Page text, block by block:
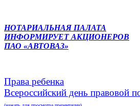
НОТАРИАЛЬНАЯ ПАЛАТА
ИНФОРМИРУЕТ АКЦИОНЕРОВ
ПАО «АВТОВАЗ»
Права ребенка
Всероссийский день правовой